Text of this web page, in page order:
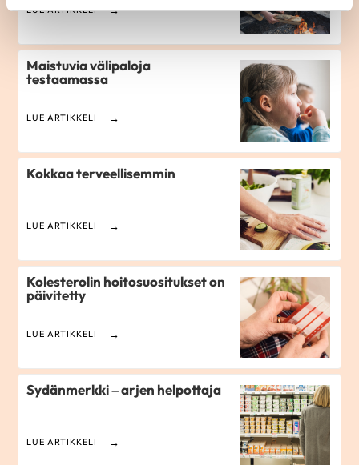
LUE ARTIKKELI
​Maistuvia välipaloja
testaamassa
LUE ARTIKKELI
Kokkaa terveellisemmin
LUE ARTIKKELI
Kolesterolin hoitosuositukset on
päivitetty
LUE ARTIKKELI
Sydänmerkki – arjen helpottaja
LUE ARTIKKELI